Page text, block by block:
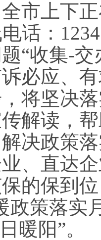
上下正
话：
“收集-
必应、
将坚决
解读，
决政策
、直达
的保到
政策落实
暖阳”。